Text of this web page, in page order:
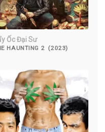
Ốc Đại Sư
HAUNTING 2 (2023)